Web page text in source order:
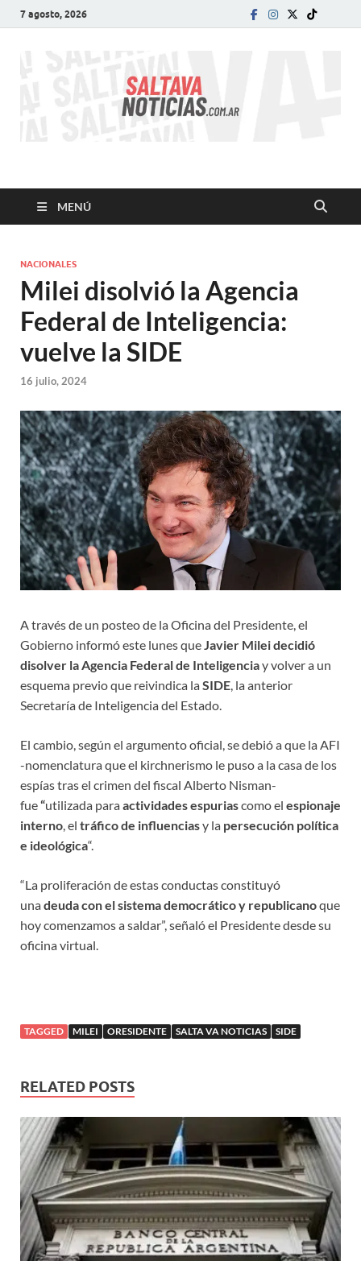
7 agosto, 2026
SALTA VA!
MENÚ
NACIONALES
Milei disolvió la Agencia
Federal de Inteligencia:
vuelve la SIDE
16 julio, 2024
A través de un posteo de la Oficina del Presidente, el
Gobierno informó este lunes queJavier Milei decidió
disolver la Agencia Federal de Inteligenciay volver a un
esquema previo que reivindica laSIDE, la anterior
Secretaría de Inteligencia del Estado.
El cambio, según el argumento oficial, se debió a que la AFI
-nomenclatura que el kirchnerismo le puso a la casa de los
espías tras el crimen del fiscal Alberto Nisman-
fue“utilizada paraactividades espuriascomo el espionaje
interno, el tráfico de influenciasy la persecución política
e ideológica“.
“La proliferación de estas conductas constituyó
unadeuda con el sistema democrático y republicanoque
hoy comenzamos a saldar”, señaló el Presidente desde su
oficina virtual.
TAGGED MILEI ORESIDENTE SALTA VA NOTICIAS SIDE
RELATED POSTS